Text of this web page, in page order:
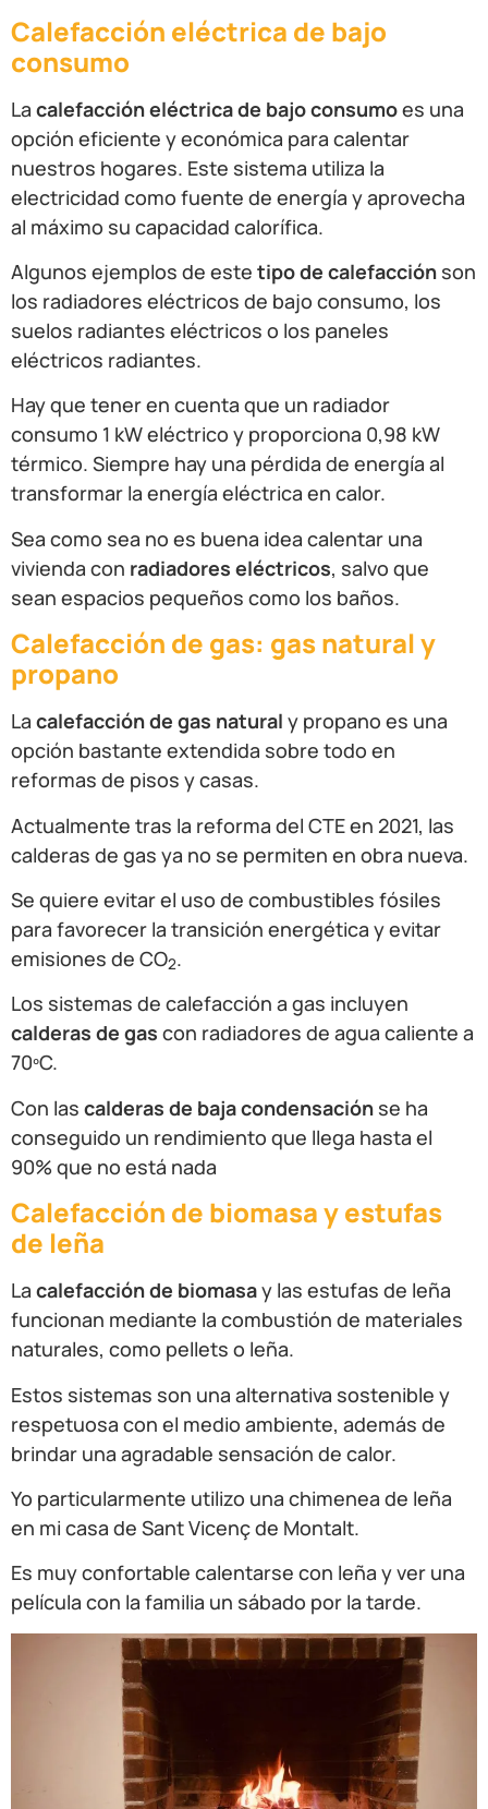
Calefacción eléctrica de bajo
consumo
La calefacción eléctrica de bajo consumoes una
opción eficiente y económica para calentar
nuestros hogares. Este sistema utiliza la
electricidad como fuente de energía y aprovecha
al máximo su capacidad calorífica.
Algunos ejemplos de este tipo de calefacción son
los radiadores eléctricos de bajo consumo, los
suelos radiantes eléctricos o los paneles
eléctricos radiantes.
Hay que tener en cuenta que un radiador
consumo 1 kW eléctrico y proporciona 0,98 kW
térmico. Siempre hay una pérdida de energía al
transformar la energía eléctrica en calor.
Sea como sea no es buena idea calentar una
vivienda con radiadores eléctricos, salvo que
sean espacios pequeños como los baños.
Calefacción de gas: gas natural y
propano
La calefacción de gas natural y propano es una
opción bastante extendida sobre todo en
reformas de pisos y casas.
Actualmente tras la reforma del CTE en 2021, las
calderas de gas ya no se permiten en obra nueva.
Se quiere evitar el uso de combustibles fósiles
para favorecer la transición energética y evitar
emisiones de CO2.
Los sistemas de calefacción a gas incluyen
calderas de gas con radiadores de agua caliente a
70ºC.
Con las calderas de baja condensación se ha
conseguido un rendimiento que llega hasta el
90% que no está nada
Calefacción de biomasa y estufas
de leña
La calefacción de biomasay las estufas de leña
funcionan mediante la combustión de materiales
naturales, como pellets o leña.
Estos sistemas son una alternativa sostenible y
respetuosa con el medio ambiente, además de
brindar una agradable sensación de calor.
Yo particularmente utilizo una chimenea de leña
en mi casa de Sant Vicenç de Montalt.
Es muy confortable calentarse con leña y ver una
película con la familia un sábado por la tarde.